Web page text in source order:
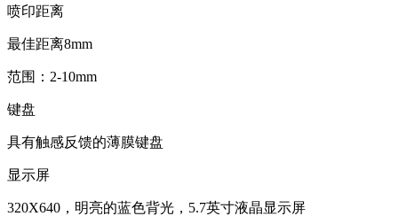
喷印距离
最佳距离8mm
范围：2-10mm
键盘
具有触感反馈的薄膜键盘
显示屏
320X640，明亮的蓝色背光，5.7英寸液晶显示屏